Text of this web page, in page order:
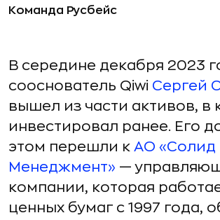
Команда Русбейс
В середине декабря 2023
сооснователь Qiwi Сергей
вышел из части активов, в
инвестировал ранее. Его
этом перешли к АО «Солид
Менеджмент» —
компании, которая
ценных бумаг с 1997 года,